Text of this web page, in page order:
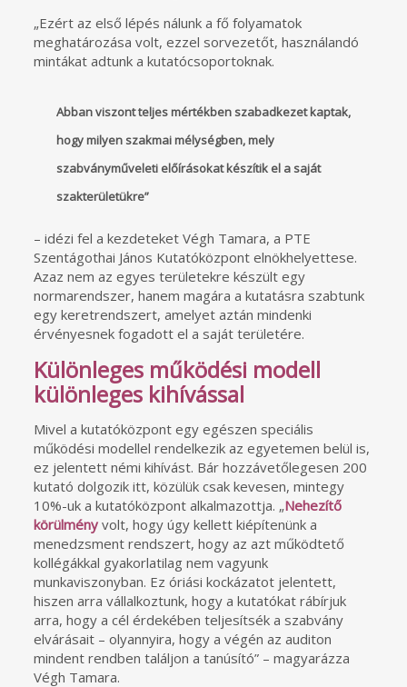
„Ezért az első lépés nálunk a fő folyamatok
meghatározása volt, ezzel sorvezetőt, használandó
mintákat adtunk a kutatócsoportoknak.
Abban viszont teljes mértékben szabadkezet kaptak,
hogy milyen szakmai mélységben, mely
szabványműveleti előírásokat készítik el a saját
szakterületükre”
– idézi fel a kezdeteket Végh Tamara, a PTE
Szentágothai János Kutatóközpont elnökhelyettese.
Azaz nem az egyes területekre készült egy
normarendszer, hanem magára a kutatásra szabtunk
egy keretrendszert, amelyet aztán mindenki
érvényesnek fogadott el a saját területére.
Különleges működési modell
különleges kihívással
Mivel a kutatóközpont egy egészen speciális
működési modellel rendelkezik az egyetemen belül is,
ez jelentett némi kihívást. Bár hozzávetőlegesen 200
kutató dolgozik itt, közülük csak kevesen, mintegy
10%-uk a kutatóközpont alkalmazottja. „Nehezítő
körülményvolt, hogy úgy kellett kiépítenünk a
menedzsment rendszert, hogy az azt működtető
kollégákkal gyakorlatilag nem vagyunk
munkaviszonyban. Ez óriási kockázatot jelentett,
hiszen arra vállalkoztunk, hogy a kutatókat rábírjuk
arra, hogy a cél érdekében teljesítsék a szabvány
elvárásait – olyannyira, hogy a végén az auditon
mindent rendben találjon a tanúsító” – magyarázza
Végh Tamara.